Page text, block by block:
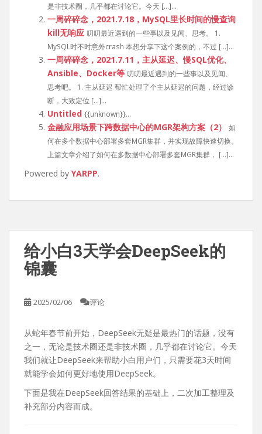
是非技术圈，几乎都在讨论它。今天 […]...
一周碎碎念，2021.7.18，MySQL里长时间的慢查询
kill无响应 叨叨最近遇到的一些事以及见闻、思考。 1.
MySQL时不时意外crash 本想分享下这个案例的，不过 […]...
一周碎碎念，2021.7.11，主从延迟、慢SQL优化、
Ansible、Docker等 叨叨最近遇到的一些事以及见闻、
思考吧。 1. 主从延迟 帮忙处理了个主从延迟的问题，经过诊
断，大致定位 […]...
Untitled {{unknown}}...
金融应用场景下跨数据中心的MGR架构方案（2）
如
何在多个数据中心部署多套MGR集群，并实现故障快速切换。
上篇文章介绍了如何在多数据中心部署多套MGR集群， […]...
Powered by YARPP.
给小白3天学会DeepSeek的
锦囊
2025/02/06 评论
从蛇年春节前开始，DeepSeek无疑是最热门的话题，没有
之一，无论是技术圈还是非技术圈，几乎都在讨论它。今天
我们就让DeepSeek来帮助小白用户们，只需要花3天时间
就能学会如何更好地使用DeepSeek。
下面是我在DeepSeek回答结果的基础上，二次加工整理及
补充部分内容而成。